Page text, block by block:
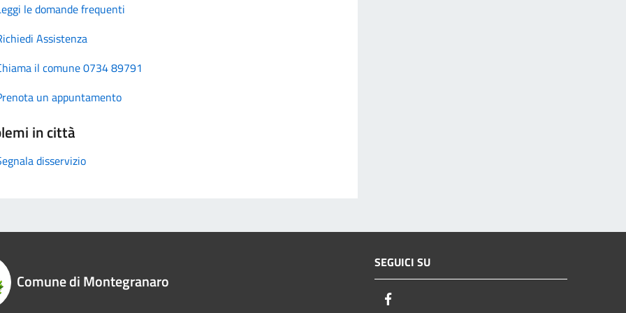
le domande frequenti
Assistenza
il comune 0734 89791
un appuntamento
in città
disservizio
Comune di Montegranaro
SEGUICI SU